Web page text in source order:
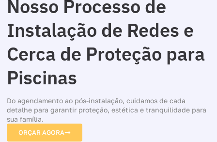
Nosso Processo de
Instalação de Redes e
Cerca de Proteção para
Piscinas
Do agendamento ao pós-instalação, cuidamos de cada
detalhe para garantir proteção, estética e tranquilidade para
sua família.
ORÇAR AGORA